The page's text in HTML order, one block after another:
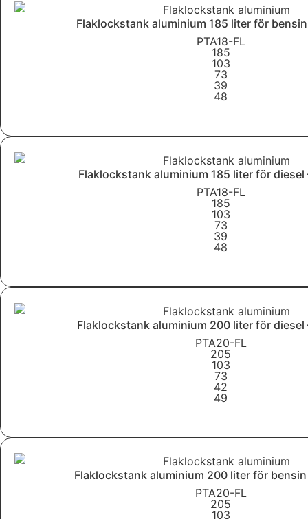
Flaklockstank aluminium 185 liter för bensin
PTA18-FL
185
103
73
39
48
Flaklockstank aluminium 185 liter för diesel
PTA18-FL
185
103
73
39
48
Flaklockstank aluminium 200 liter för diesel
PTA20-FL
205
103
73
42
49
Flaklockstank aluminium 200 liter för bensin
PTA20-FL
205
103